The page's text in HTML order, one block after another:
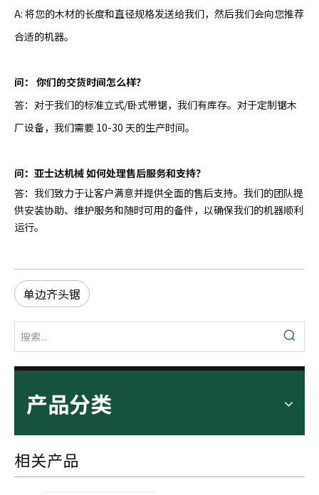
A: 将您的木材的长度和直径规格发送给我们，然后我们会向您推荐
合适的机器。
问： 你们的交货时间怎么样？
答：对于我们的标准立式/卧式带锯，我们有库存。对于定制锯木
厂设备，我们需要 10-30 天的生产时间。
问：亚士达机械 如何处理售后服务和支持？
答：我们致力于让客户满意并提供全面的售后支持。我们的团队提
供安装协助、维护服务和随时可用的备件，以确保我们的机器顺利
运行。
单边齐头锯
产品分类
相关产品